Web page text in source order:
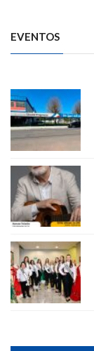
EVENTOS